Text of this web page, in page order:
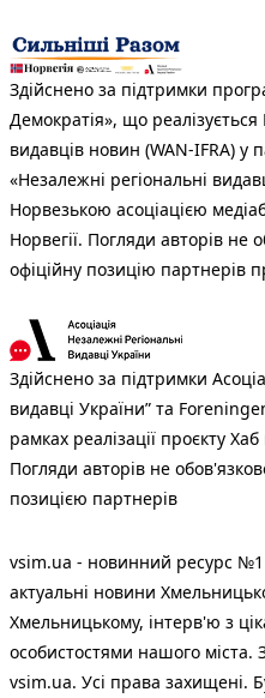
Здійснено за підтримки
Демократія», що
видавців новин (WAN-IFRA) у
«Незалежні регіональні
Норвезькою асоціацією
Норвегії. Погляди авторів не
офіційну позицію партнерів
Здійснено за підтримки
видавці України” та
рамках реалізації проєкту
Погляди авторів не
позицією партнерів
vsim.ua - новинний ресурс №1
актуальні новини
Хмельницькому, інтерв'ю з
особистостями нашого
vsim.ua. Усі права захищені.